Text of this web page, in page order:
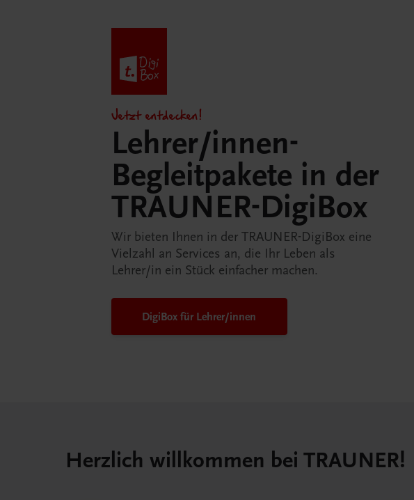
Jetzt entdecken!
Lehrer/innen-
Begleitpakete in der
TRAUNER-DigiBox
Wir bieten Ihnen in der TRAUNER-DigiBox eine
Vielzahl an Services an, die Ihr Leben als
Lehrer/in ein Stück einfacher machen.
DigiBox für Lehrer/innen
Herzlich willkommen bei TRAUNER!